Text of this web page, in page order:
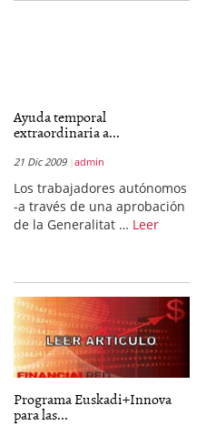
Ayuda temporal
extraordinaria a...
21 Dic 2009 admin
Los trabajadores autónomos
-a través de una aprobación
de la Generalitat … Leer
Programa Euskadi+Innova
para las...